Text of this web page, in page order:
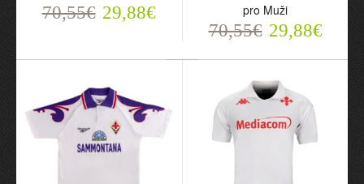
AC Fiorentina Domácí
Kappa x Luisa Via Roma
Fiorentina Čtvrtý 2024-25
70,55€
70,55€ 29,88€
pro Muži
70,55€ 29,88€